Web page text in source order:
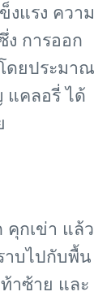
งแรง ความ
ง การออก
ดยประมาณ
แคลอรี่ ได้
คุกเข่า แล้ว
าบไปกับพื้น
าซ้าย และ